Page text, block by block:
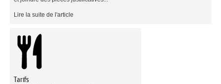
Lire la suite de l'article
Tarifs